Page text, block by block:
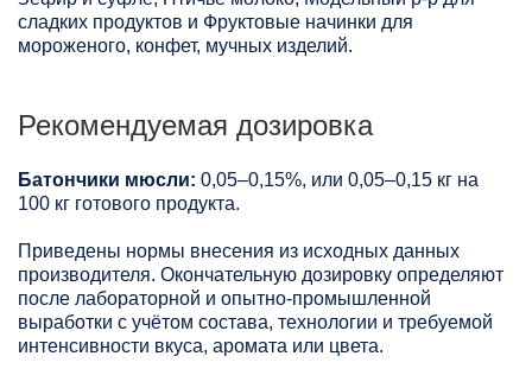
сладких продуктов и Фруктовые начинки для
мороженого, конфет, мучных изделий.
Рекомендуемая дозировка
Батончики мюсли: 0,05–0,15%, или 0,05–0,15 кг на
100 кг готового продукта.
Приведены нормы внесения из исходных данных
производителя. Окончательную дозировку определяют
после лабораторной и опытно-промышленной
выработки с учётом состава, технологии и требуемой
интенсивности вкуса, аромата или цвета.